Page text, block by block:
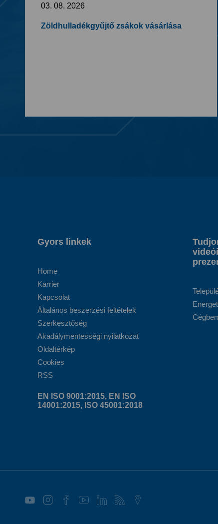
03. 08. 2026
Zöldhulladékgyűjtő zsákok vásárlása
Gyors linkek
Home
Karrier
Kapcsolat
Általános beszerzési feltételek
Szerkesztőség
Akadálymentességi nyilatkozat
Oldaltérkép
Cookies
RSS
EN ISO 9001:2015, EN ISO
14001:2015, ISO 45001:2018